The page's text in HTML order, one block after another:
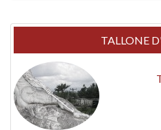
TALLONE